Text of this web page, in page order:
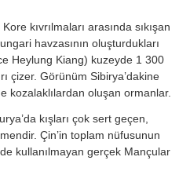
kıvrıl­maları arasında sıkışan
havzasının oluşturdukları
Heylung Kiang) kuzeyde 1 300
çizer. Görünüm Sibirya’dakine
kozalaklılardan olu­şan ormanlar.
kış­ları çok sert geçen,
Çin’in toplam nüfusunun
kullanılmayan gerçek Mançular